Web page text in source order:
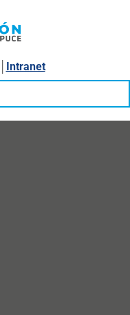
Intranet